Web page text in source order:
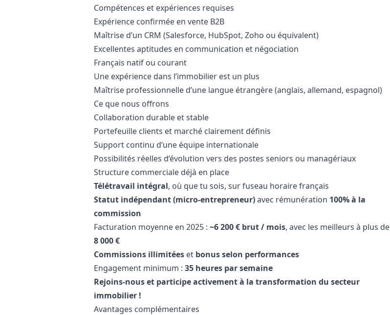
Compétences et expériences requises
Expérience confirmée en vente B2B
Maîtrise d’un CRM (Salesforce, HubSpot, Zoho ou équivalent)
Excellentes aptitudes en communication et négociation
Français natif ou courant
Une expérience dans l’immobilier est un plus
Maîtrise professionnelle d’une langue étrangère (anglais, allemand, espagnol)
Ce que nous offrons
Collaboration durable et stable
Portefeuille clients et marché clairement définis
Support continu d’une équipe internationale
Possibilités réelles d’évolution vers des postes seniors ou managériaux
Structure commerciale déjà en place
Télétravail intégral, où que tu sois, sur fuseau horaire français
Statut indépendant (micro-entrepreneur)avec rémunération 100% à la
commission
Facturation moyenne en 2025 : ~6 200 € brut / mois, avec les meilleurs à plus de
8 000 €
Commissions illimitées et bonus selon performances
Engagement minimum : 35 heures par semaine
Rejoins-nous et participe activement à la transformation du secteur
immobilier !
Avantages complémentaires